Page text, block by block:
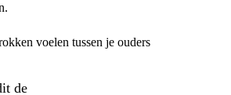
voelen tussen je ouders
de